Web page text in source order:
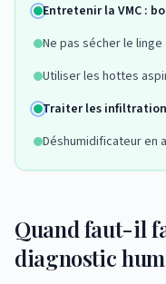
Entretenir la VMC :
Ne pas sécher le
Utiliser les hottes
Traiter les
Déshumidificateur en
Quand faut-il
diagnostic